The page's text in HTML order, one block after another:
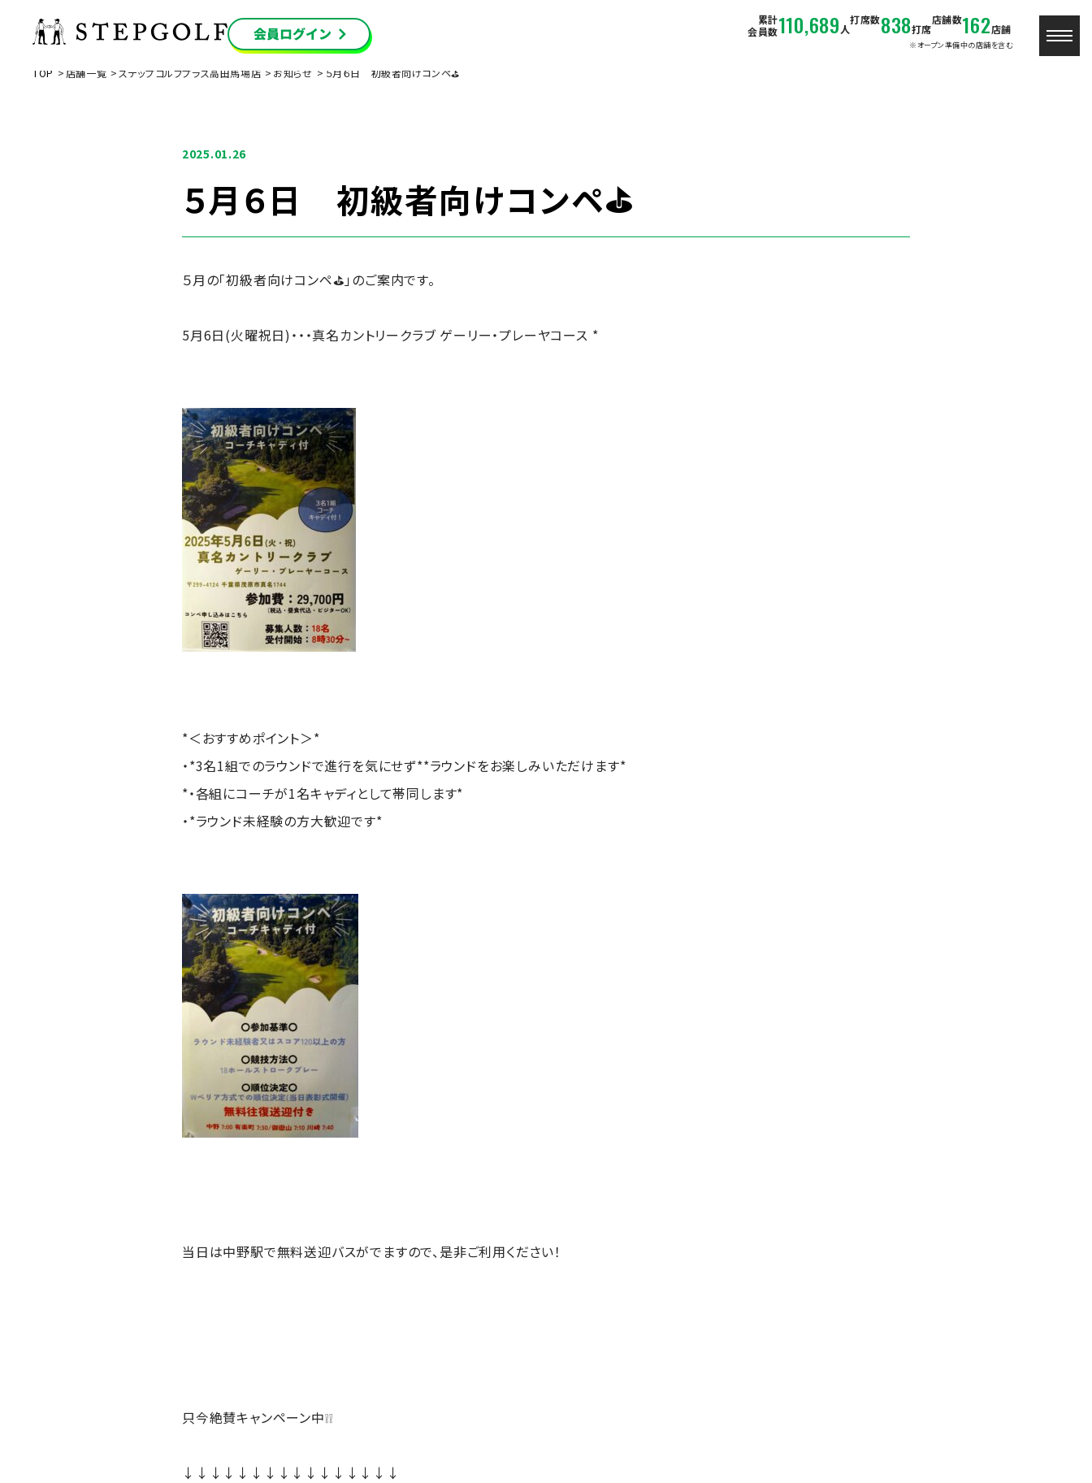
累計
会員数110,689 人
打席数838打席
店舗数162店舗
※オープン準備中の店舗を含む
TOP 店舗一覧 ステップゴルフプラス高田馬場店 お知らせ ５月６日 初級者向けコンペ⛳
2025.01.26
５月６日 初級者向けコンペ⛳
５月の「初級者向けコンペ⛳」のご案内です。
5月6日(火曜祝日)・・・真名カントリークラブ ゲーリー・プレーヤコース *
*＜おすすめポイント＞*
・*3名1組でのラウンドで進行を気にせず**ラウンドをお楽しみいただけます*
*・各組にコーチが1名キャディとして帯同します*
・*ラウンド未経験の方大歓迎です*
当日は中野駅で無料送迎バスがでますので、是非ご利用ください！
只今絶賛キャンペーン中❕❕
↓↓↓↓↓↓↓↓↓↓↓↓↓↓↓↓